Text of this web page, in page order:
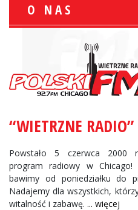
O NAS
“WIETRZNE RADIO”
Powstało 5 czerwca 2000
program radiowy w
bawimy od poniedziałku do
Nadajemy dla wszystkich,
witalność i zabawę. ... więcej